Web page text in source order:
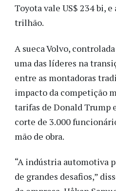
Toyota vale US$ 234 bi, e
trilhão.
A sueca Volvo,
uma das líderes na
entre as montadoras
impacto da competição
tarifas de Donald Trump
corte de 3.000
mão de obra.
“A indústria automotiva
de grandes desafios,”